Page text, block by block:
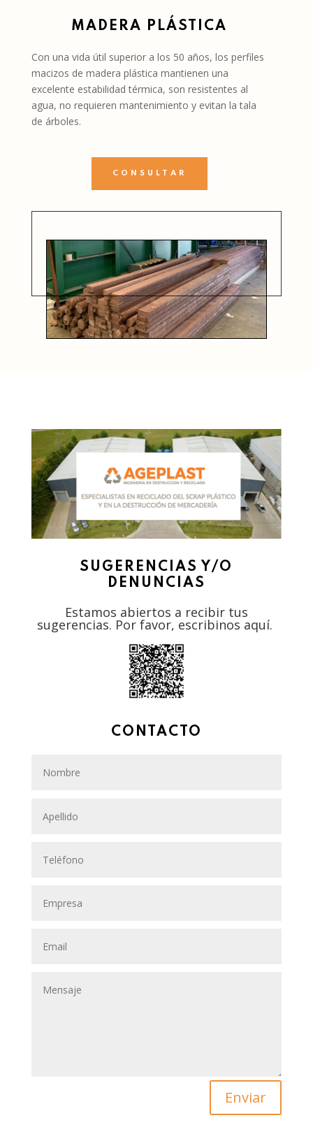
MADERA PLÁSTICA
Con una vida útil superior a los 50 años, los perfiles
macizos de madera plástica mantienen una
excelente estabilidad térmica, son resistentes al
agua, no requieren mantenimiento y evitan la tala
de árboles.
CONSULTAR
SUGERENCIAS Y/O
DENUNCIAS
Estamos abiertos a recibir tus
sugerencias. Por favor, escribinos aquí.
CONTACTO
Enviar